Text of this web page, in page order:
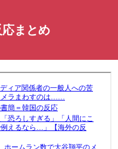
まとめ